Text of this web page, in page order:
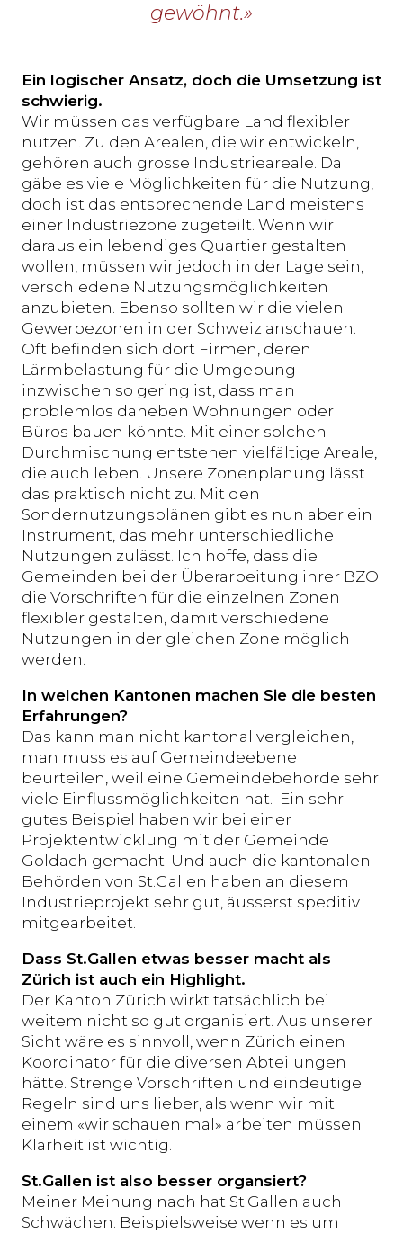
gewöhnt.»
Ein logischer Ansatz, doch die Umsetzung ist
schwierig.
Wir müssen das verfügbare Land flexibler
nutzen. Zu den Arealen, die wir entwickeln,
gehören auch grosse Industrieareale. Da
gäbe es viele Möglichkeiten für die Nutzung,
doch ist das entsprechende Land meistens
einer Industriezone zugeteilt. Wenn wir
daraus ein lebendiges Quartier gestalten
wollen, müssen wir jedoch in der Lage sein,
verschiedene Nutzungsmöglichkeiten
anzubieten. Ebenso sollten wir die vielen
Gewerbezonen in der Schweiz anschauen.
Oft befinden sich dort Firmen, deren
Lärmbelastung für die Umgebung
inzwischen so gering ist, dass man
problemlos daneben Wohnungen oder
Büros bauen könnte. Mit einer solchen
Durchmischung entstehen vielfältige Areale,
die auch leben. Unsere Zonenplanung lässt
das praktisch nicht zu. Mit den
Sondernutzungsplänen gibt es nun aber ein
Instrument, das mehr unterschiedliche
Nutzungen zulässt. Ich hoffe, dass die
Gemeinden bei der Überarbeitung ihrer BZO
die Vorschriften für die einzelnen Zonen
flexibler gestalten, damit verschiedene
Nutzungen in der gleichen Zone möglich
werden.
In welchen Kantonen machen Sie die besten
Erfahrungen?
Das kann man nicht kantonal vergleichen,
man muss es auf Gemeindeebene
beurteilen, weil eine Gemeindebehörde sehr
viele Einflussmöglichkeiten hat. Ein sehr
gutes Beispiel haben wir bei einer
Projektentwicklung mit der Gemeinde
Goldach gemacht. Und auch die kantonalen
Behörden von St.Gallen haben an diesem
Industrieprojekt sehr gut, äusserst speditiv
mitgearbeitet.
Dass St.Gallen etwas besser macht als
Zürich ist auch ein Highlight.
Der Kanton Zürich wirkt tatsächlich bei
weitem nicht so gut organisiert. Aus unserer
Sicht wäre es sinnvoll, wenn Zürich einen
Koordinator für die diversen Abteilungen
hätte. Strenge Vorschriften und eindeutige
Regeln sind uns lieber, als wenn wir mit
einem «wir schauen mal» arbeiten müssen.
Klarheit ist wichtig.
St.Gallen ist also besser organsiert?
Meiner Meinung nach hat St.Gallen auch
Schwächen. Beispielsweise wenn es um